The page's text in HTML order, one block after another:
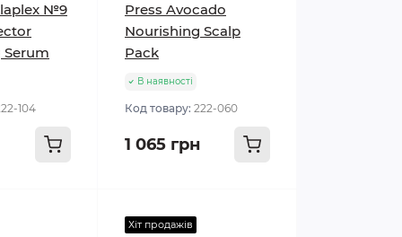
№9
104
Press Avocado
Nourishing Scalp
Pack
В наявності
Код товару: 222-060
1 065 грн
Хіт продажів